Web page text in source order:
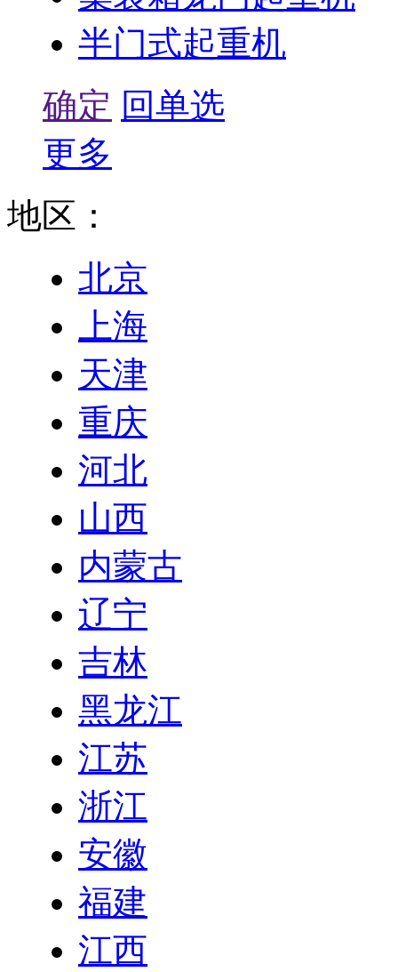
半门式起重机
确定 回单选
更多
地区：
北京
上海
天津
重庆
河北
山西
内蒙古
辽宁
吉林
黑龙江
江苏
浙江
安徽
福建
江西